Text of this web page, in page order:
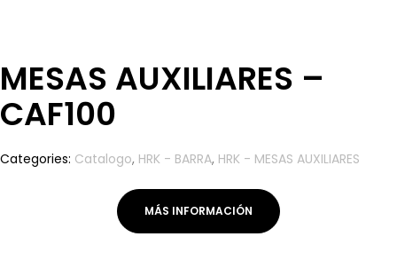
MESAS AUXILIARES –
CAF100
Categories: Catalogo, HRK - BARRA, HRK - MESAS AUXILIARES
MÁS INFORMACIÓN